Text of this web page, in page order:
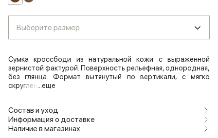
Выберите размер
Сумка кроссбоди из натуральной кожи с выраженной
зернистой фактурой. Поверхность рельефная, однородная,
без глянца. Формат вытянутый по вертикали, с мягко
скруглен ...еще
Состав и уход
Информация о доставке
Наличие в магазинах